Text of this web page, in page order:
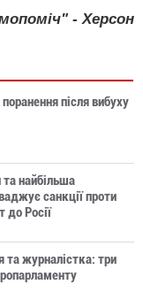
- Херсон
після вибуху
найбільша
санкції проти
до Росії
та журналістка: три